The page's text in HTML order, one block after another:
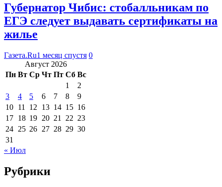
Губернатор Чибис: стобалльникам по
ЕГЭ следует выдавать сертификаты на
жилье
Газета.Ru1 месяц спустя 0
Август 2026
Пн Вт Ср Чт Пт Сб Вс
1
2
3
4 5 6 7 8
9
10 11 12 13 14 15 16
17 18 19 20 21 22 23
24 25 26 27 28 29 30
31
« Июл
Рубрики